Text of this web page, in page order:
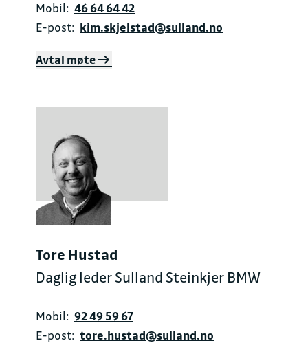
Mobil: 46 64 64 42
E-post: kim.skjelstad@sulland.no
Avtal møte
Tore Hustad
Daglig leder Sulland Steinkjer BMW
Mobil: 92 49 59 67
E-post: tore.hustad@sulland.no